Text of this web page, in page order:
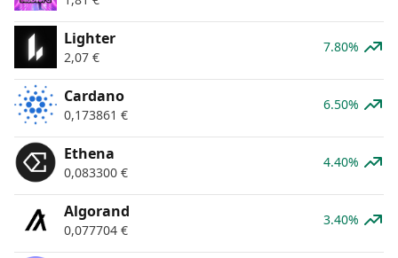
Lighter
2,07 €
7.80%
Cardano
0,173861 €
6.50%
Ethena
0,083300 €
4.40%
Algorand
0,077704 €
3.40%